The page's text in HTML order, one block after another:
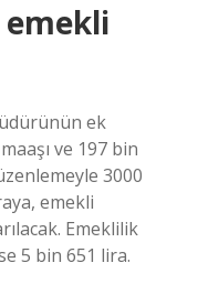
ek
ve 197 bin
3000
emekli
Emeklilik
5 bin 651 lira.